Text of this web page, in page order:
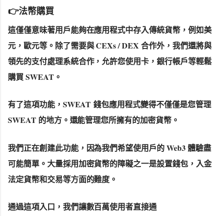
👉法幣購買
這僅僅意味著用戶能夠在應用程式中存入傳統貨幣，例如美
元，歐元等。除了需要與 CEXs / DEX 合作外，我們還將與
領先的支付處理系統合作，允許您使用卡，銀行帳戶等輕鬆
購買 SWEAT。
有了這項功能， SWEAT 錢包應用程式變得不僅僅是您管理
SWEAT 的地方。還能管理您所擁有的加密貨幣。
我們正在創建此功能，因為我們希望使用戶的 Web3 體驗盡
可能簡單。大量採用加密貨幣的障礙之一是設置錢包，入金
法定貨幣和交易等方面的難度。
通過這項入口，我們讓數百萬使用者直接通